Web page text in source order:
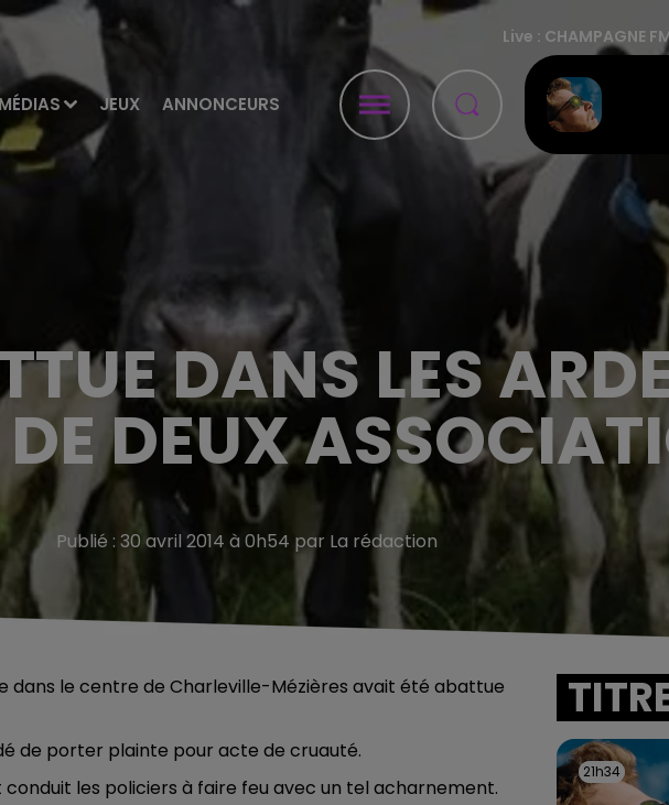
MÉDIAS JEUX ANNONCEURS
Live : CHAMPAGNE
DANS LES
DEUX
Publié : 30 avril 2014 à 0h54 par La rédaction
dans le centre de Charleville-Mézières avait été abattue
de porter plainte pour acte de cruauté.
les policiers à faire feu avec un tel acharnement.
21h34
21h34